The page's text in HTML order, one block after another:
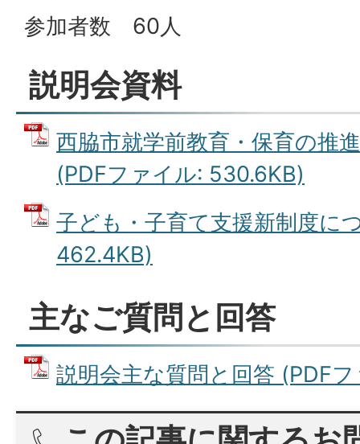
参加者数 60人
説明会資料
西脇市就学前教育・保育の推
(PDFファイル: 530.6KB)
子ども・子育て支援新制度に
462.4KB)
主なご質問と回答
説明会主な質問と回答 (PDF